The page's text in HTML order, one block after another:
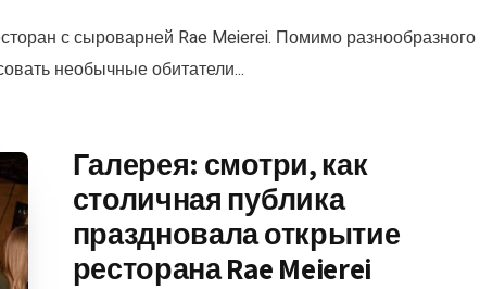
с сыроварней Rae Meierei. Помимо разнообразного
необычные обитатели...
Галерея: смотри, как
столичная публика
праздновала открытие
ресторана Rae Meierei